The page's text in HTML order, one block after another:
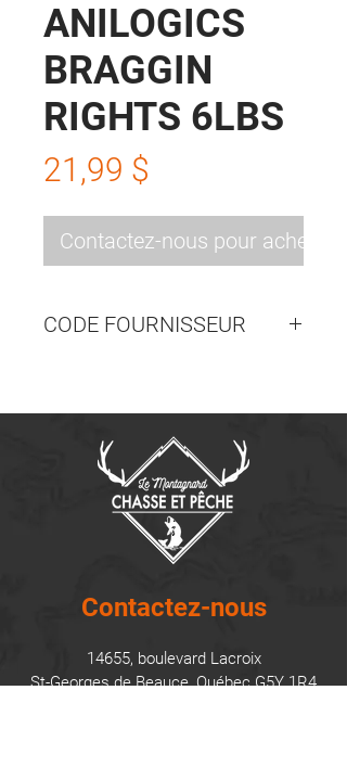
ANILOGICS
BRAGGIN
RIGHTS 6LBS
21,99 $
Contactez-nous pour acheter
CODE FOURNISSEUR
Contactez-nous
14655, boulevard Lacroix
St-Georges de Beauce, Québec G5Y 1R4